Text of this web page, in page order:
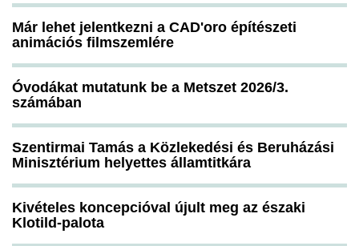
Már lehet jelentkezni a CAD'oro építészeti
animációs filmszemlére
Óvodákat mutatunk be a Metszet 2026/3.
számában
Szentirmai Tamás a Közlekedési és Beruházási
Minisztérium helyettes államtitkára
Kivételes koncepcióval újult meg az északi
Klotild-palota